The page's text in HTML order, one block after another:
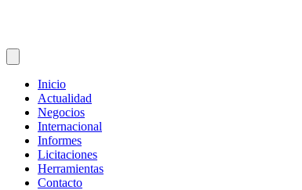
Inicio
Actualidad
Negocios
Internacional
Informes
Licitaciones
Herramientas
Contacto